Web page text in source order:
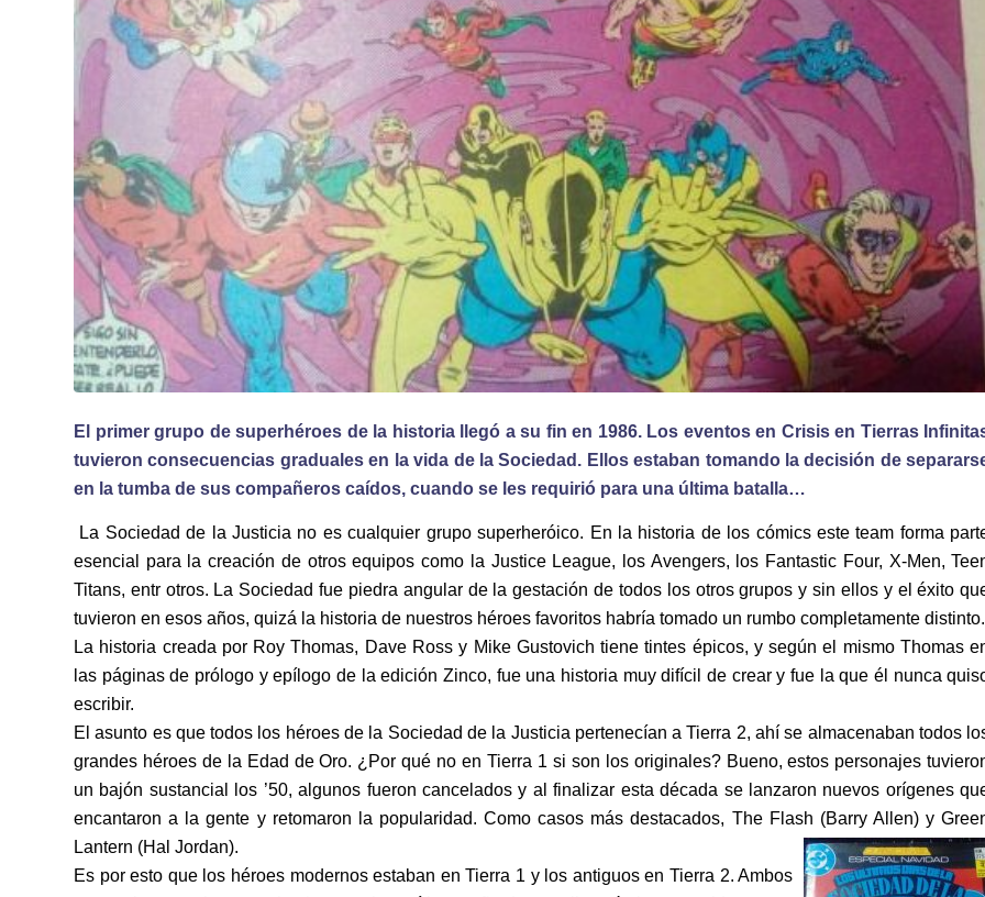
El primer grupo de superhéroes de la historia llegó a su fin en 1986. Los eventos en Crisis en Tierras
tuvieron consecuencias graduales en la vida de la Sociedad. Ellos estaban tomando la decisión de
en la tumba de sus compañeros caídos, cuando se les requirió para una última batalla…
La Sociedad de la Justicia no es cualquier grupo superheróico. En la historia de los cómics este team forma
esencial para la creación de otros equipos como la Justice League, los Avengers, los Fantastic Four, X-Men,
Titans, entr otros. La Sociedad fue piedra angular de la gestación de todos los otros grupos y sin ellos y el éxito
tuvieron en esos años, quizá la historia de nuestros héroes favoritos habría tomado un rumbo completamente distinto.
La historia creada por Roy Thomas, Dave Ross y Mike Gustovich tiene tintes épicos, y según el mismo Thomas
las páginas de prólogo y epílogo de la edición Zinco, fue una historia muy difícil de crear y fue la que él nunca
escribir.
El asunto es que todos los héroes de la Sociedad de la Justicia pertenecían a Tierra 2, ahí se almacenaban todos
grandes héroes de la Edad de Oro. ¿Por qué no en Tierra 1 si son los originales? Bueno, estos personajes
un bajón sustancial los ’50, algunos fueron cancelados y al finalizar esta década se lanzaron nuevos orígenes
encantaron a la gente y retomaron la popularidad. Como casos más destacados, The Flash (Barry Allen) y
Lantern (Hal Jordan).
Es por esto que los héroes modernos estaban en Tierra 1 y los antiguos en Tierra 2. Ambos